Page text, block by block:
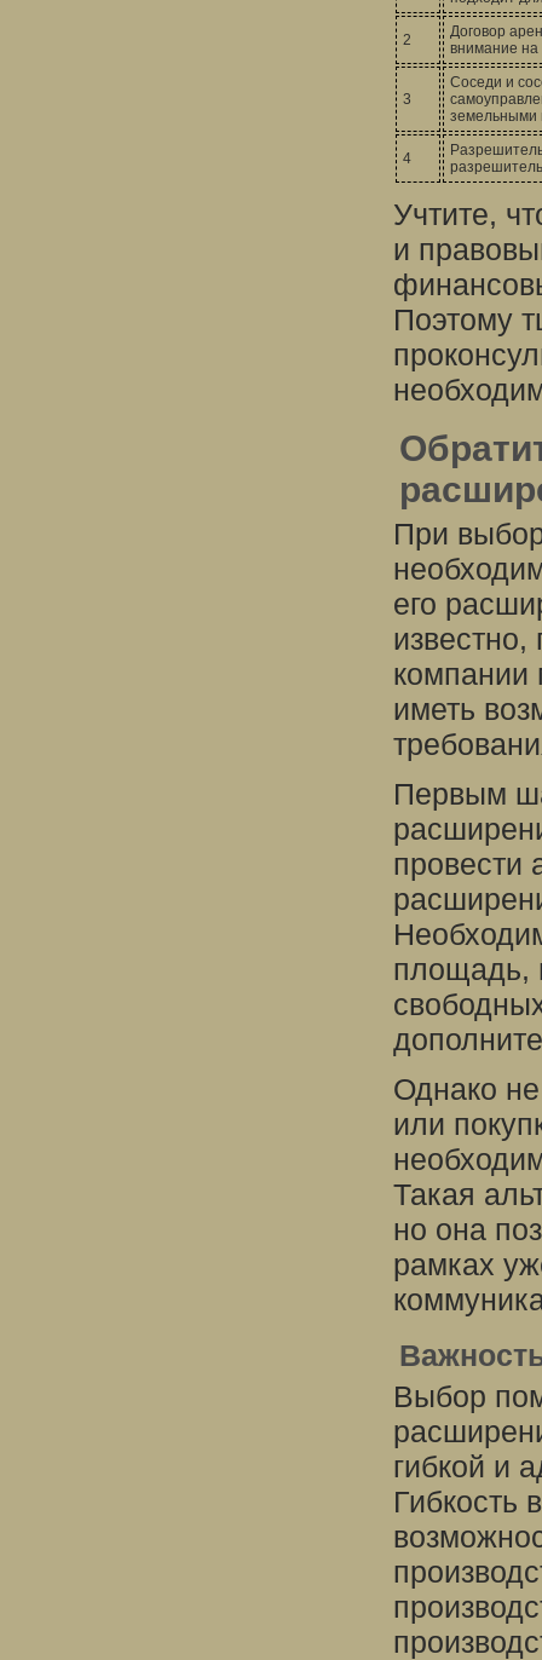
2
Договор
внимание на
3
Соседи и
земельными
4
Учтите,
и
Поэтому
При
его
известно,
компании
иметь
Первым
провести
площадь,
Однако
или
Такая
но она
рамках
Выбор
гибкой и
Гибкость